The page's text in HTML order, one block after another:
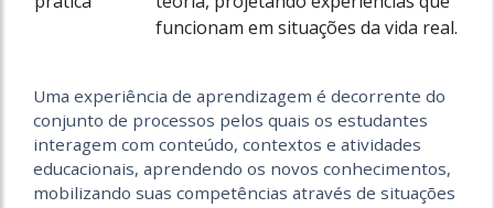
funcionam em situações da vida real.
Uma experiência de aprendizagem é decorrente do
conjunto de processos pelos quais os estudantes
interagem com conteúdo, contextos e atividades
educacionais, aprendendo os novos conhecimentos,
mobilizando suas competências através de situações